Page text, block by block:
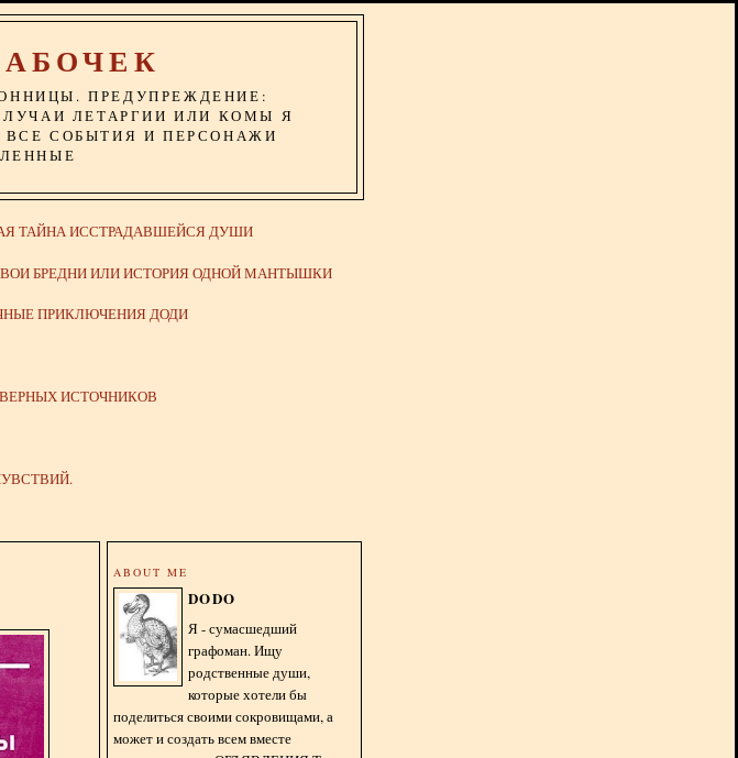
ПРЕДУПРЕЖДЕНИЕ:
ЛЕТАРГИИ ИЛИ КОМЫ Я
СОБЫТИЯ И ПЕРСОНАЖИ
ТАЙНА ИССТРАДАВШЕЙСЯ ДУШИ
БРЕДНИ ИЛИ ИСТОРИЯ ОДНОЙ МАНТЫШКИ
ПРИКЛЮЧЕНИЯ ДОДИ
ИСТОЧНИКОВ
ABOUT ME
DODO
Я - сумасшедший
графоман. Ищу
родственные души,
которые хотели бы
поделиться своими сокровищами, а
может и создать всем вместе